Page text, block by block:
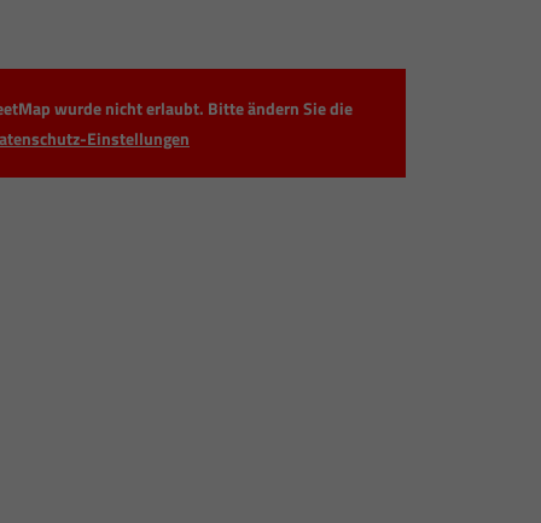
wurde nicht erlaubt. Bitte ändern Sie die
Einstellungen